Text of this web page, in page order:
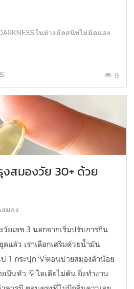
DARKNESS ในห้วงมืดสนิทไม่มิดแสง
9
งสมองวัย 30+ ด้วย
มอง
ยเลข 3 นอกจากเริ่มปรับการกิน
แล้ว เราเลือกเสริมด้วยน้ำมัน
ป 1 กระปุก 💡ตอนบ่ายสมองล้าน้อย
มึนหัว 💡ไอเดียไม่ตัน ยิ่งทำงาน